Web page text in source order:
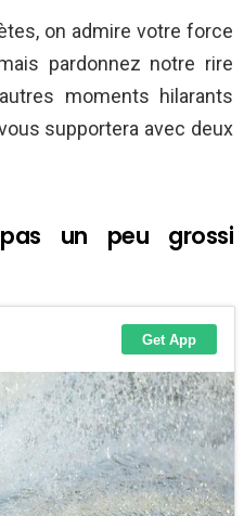
on admire votre force
pardonnez notre rire
moments hilarants
supportera avec deux
pas un peu grossi